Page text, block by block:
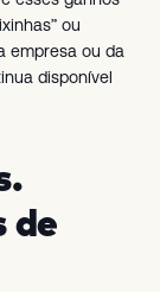
ou
empresa ou da
disponível
de